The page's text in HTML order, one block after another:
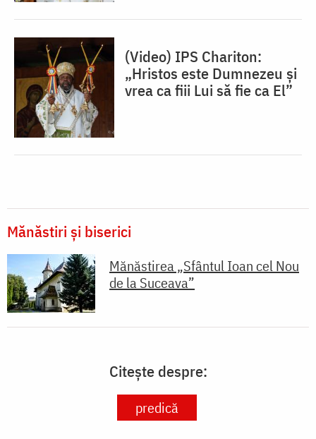
(Video) IPS Chariton:
„Hristos este Dumnezeu și
vrea ca fiii Lui să fie ca El”
Mănăstiri și biserici
Mănăstirea „Sfântul Ioan cel Nou
de la Suceava”
Citește despre:
predică